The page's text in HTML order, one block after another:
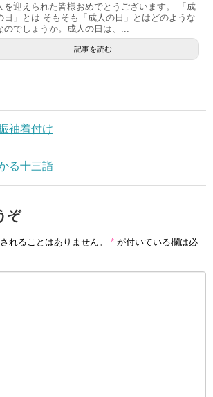
を迎えられた皆様おめでとうございます。 「成
日」とは そもそも「成人の日」とはどのような
のでしょうか。成人の日は、...
記事を読む
袖着付け
る十三詣
ぞ
れることはありません。 * が付いている欄は必